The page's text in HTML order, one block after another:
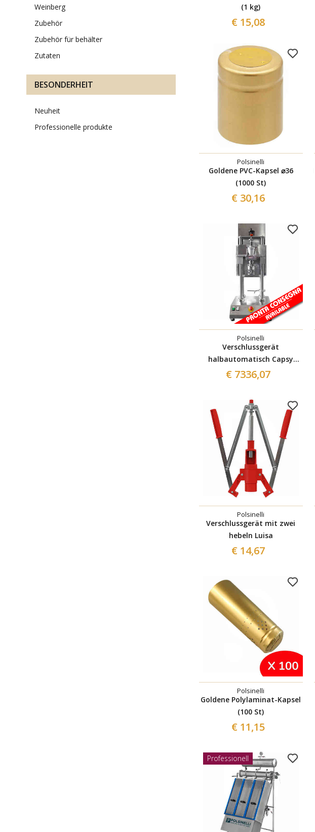
weinberg
zubehör
zubehör für behälter
zutaten
BESONDERHEIT
neuheit
professionelle produkte
(1 kg)
€ 15,08
Polsinelli
Goldene PVC-Kapsel ⌀36
(1000 St)
€ 30,16
Polsinelli
Verschlussgerät
halbautomatisch Capsy
Stelvin 30x60
€ 7336,07
Polsinelli
Verschlussgerät mit zwei
hebeln Luisa
€ 14,67
Polsinelli
Goldene Polylaminat-Kapsel
(100 St)
€ 11,15
Professionell